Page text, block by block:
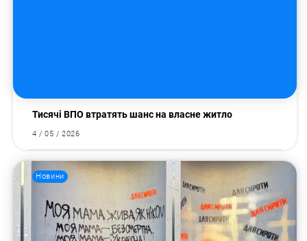
Тисячі ВПО втратять шанс на власне житло
4 / 05 / 2026
Новини